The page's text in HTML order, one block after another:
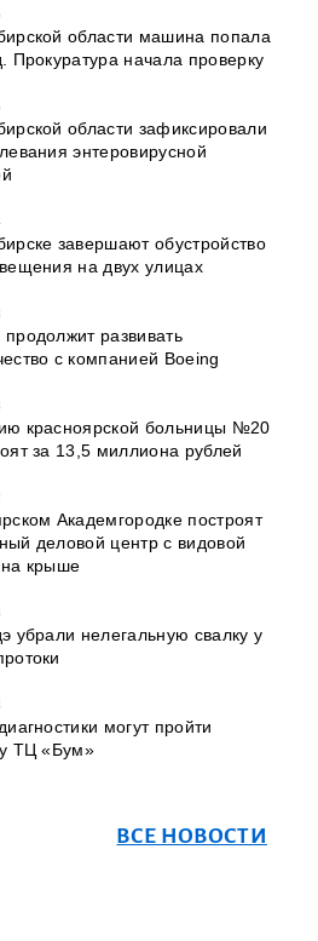
области машина попала
Прокуратура начала проверку
области зафиксировали
энтеровирусной
завершают обустройство
на двух улицах
развивать
с компанией Boeing
красноярской больницы №20
за 13,5 миллиона рублей
Академгородке построят
деловой центр с видовой
крыше
убрали нелегальную свалку у
могут пройти
ТЦ «Бум»
ВСЕ НОВОСТИ